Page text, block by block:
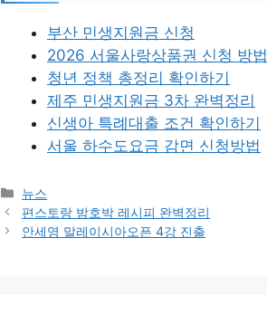
부산 민생지원금 신청
2026 서울사랑상품권 신청 방법
청년 정책 총정리 확인하기
제주 민생지원금 3차 완벽정리
신생아 특례대출 조건 확인하기
서울 하수도요금 감면 신청방법
카
테
고
뉴스
편스토랑 밤호박 레시피 완벽정리
안세영 말레이시아오픈 4강 진출